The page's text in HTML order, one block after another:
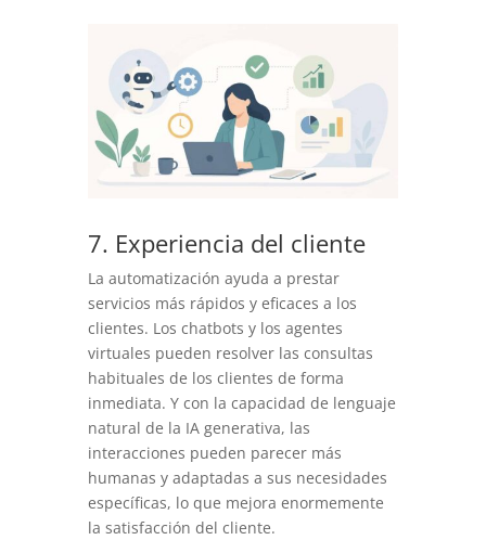
7. Experiencia del cliente
La automatización ayuda a prestar
servicios más rápidos y eficaces a los
clientes. Los chatbots y los agentes
virtuales pueden resolver las consultas
habituales de los clientes de forma
inmediata. Y con la capacidad de lenguaje
natural de la IA generativa, las
interacciones pueden parecer más
humanas y adaptadas a sus necesidades
específicas, lo que mejora enormemente
la satisfacción del cliente.